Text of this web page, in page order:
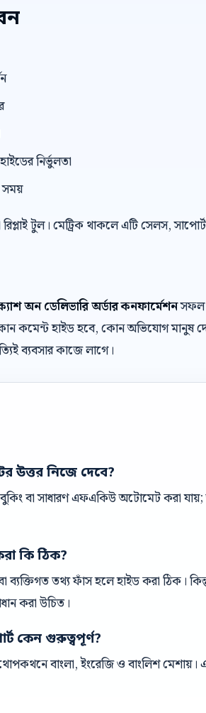
নির্ভুলতা
সময়
টুল। মেট্রিক থাকলে এটি সেলস,
অন ডেলিভারি অর্ডার কনফার্মেশনসফল
কমেন্ট হাইড হবে, কোন অভিযোগ
ব্যবসার কাজে লাগে।
উত্তর নিজে দেবে?
বা সাধারণ এফএকিউ অটোমেট করা
কি ঠিক?
ব্যক্তিগত তথ্য ফাঁস হলে হাইড করা ঠিক।
করা উচিত।
কেন গুরুত্বপূর্ণ?
বাংলা, ইংরেজি ও বাংলিশ